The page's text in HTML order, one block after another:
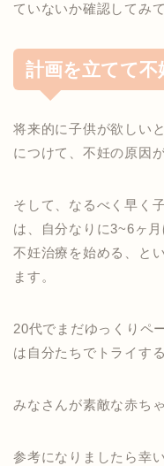
ていないか確認してみ
計画を立てて
将来的に子供が欲しい
につけて、 不妊の原因
そして、なるべく早く
は、
自分なりに3~6ヶ
不妊治療を始める、
と
ます。
20代でまだゆっくりペ
は自分たちでトライす
みなさんが素敵な赤ち
参考になりましたら幸い